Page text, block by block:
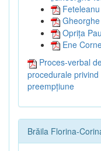
Oprița
Ene
Proces-verbal
procedurale
preempțiune
Brăila Florina-